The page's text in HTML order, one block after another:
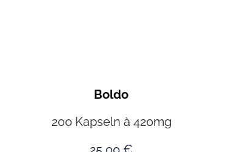
Boldo
200 Kapseln à 420mg